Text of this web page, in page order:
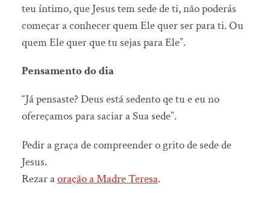
teu íntimo, que Jesus tem sede de ti, não poderás
começar a conhecer quem Ele quer ser para ti. Ou
quem Ele quer que tu sejas para Ele”.
Pensamento do dia
“Já pensaste? Deus está sedento qe tu e eu no
ofereçamos para saciar a Sua sede”.
Pedir a graça de compreender o grito de sede de
Jesus.
Rezar aoração a Madre Teresa.